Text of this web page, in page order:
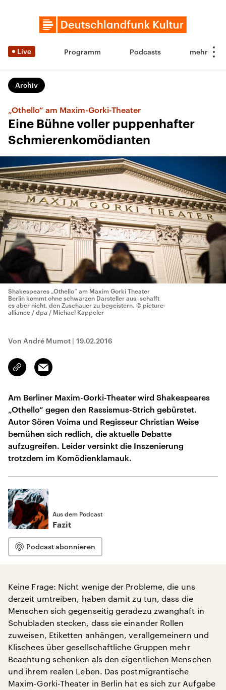
Live Programm Podcasts
Archiv
„Othello“ am Maxim-Gorki-Theater
Eine Bühne voller puppenhafter
Schmierenkomödianten
Shakespeares „Othello“ am Maxim Gorki Theater
Berlin kommt ohne schwarzen Darsteller aus, schafft
es aber nicht, den Zuschauer zu begeistern. © picture-
alliance / dpa / Michael Kappeler
Von André Mumot | 19.02.2016
Link
kopieren/teilen
Email
Am Berliner Maxim-Gorki-Theater wird Shakespeares
„Othello“ gegen den Rassismus-Strich gebürstet.
Autor Sören Voima und Regisseur Christian Weise
bemühen sich redlich, die aktuelle Debatte
aufzugreifen. Leider versinkt die Inszenierung
trotzdem im Komödienklamauk.
Aus dem Podcast
Fazit
Podcast abonnieren
Keine Frage: Nicht wenige der Probleme, die uns
derzeit umtreiben, haben damit zu tun, dass die
Menschen sich gegenseitig geradezu zwanghaft in
Schubladen stecken, dass sie einander Rollen
zuweisen, Etiketten anhängen, verallgemeinern und
Klischees über gesellschaftliche Gruppen mehr
Beachtung schenken als den eigentlichen Menschen
und ihrem realen Leben. Das postmigrantische
Maxim-Gorki-Theater in Berlin hat es sich zur Aufgabe